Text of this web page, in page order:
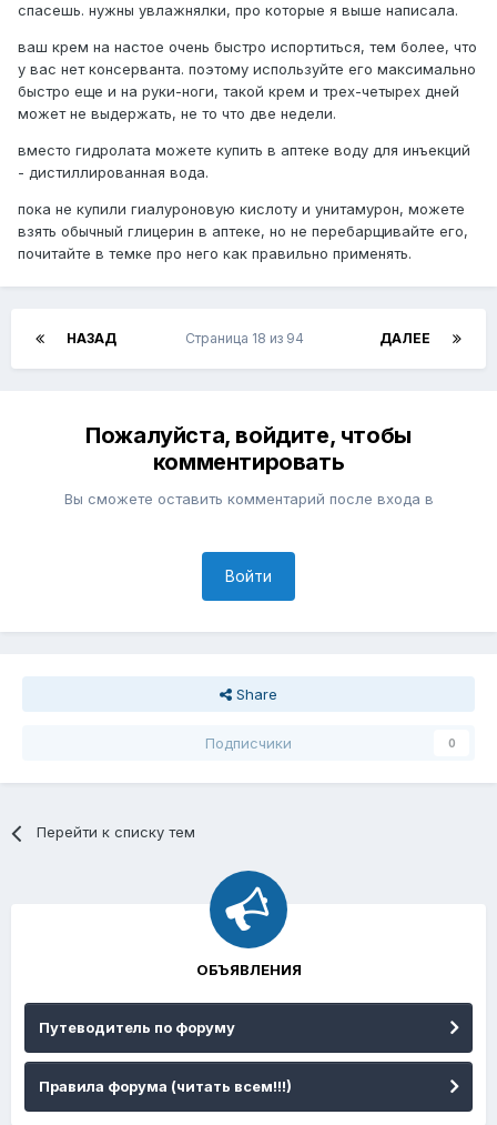
спасешь. нужны увлажнялки, про которые я выше написала.
ваш крем на настое очень быстро испортиться, тем более, что
у вас нет консерванта. поэтому используйте его максимально
быстро еще и на руки-ноги, такой крем и трех-четырех дней
может не выдержать, не то что две недели.
вместо гидролата можете купить в аптеке воду для инъекций
- дистиллированная вода.
пока не купили гиалуроновую кислоту и унитамурон, можете
взять обычный глицерин в аптеке, но не перебарщивайте его,
почитайте в темке про него как правильно применять.
НАЗАД ДАЛЕЕ
Страница 18 из 94
Пожалуйста, войдите, чтобы
комментировать
Вы сможете оставить комментарий после входа в
Войти
Share
Подписчики 0
Перейти к списку тем
ОБЪЯВЛЕНИЯ
Путеводитель по форуму
Правила форума (читать всем!!!)